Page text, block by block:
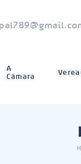
A
Câmara